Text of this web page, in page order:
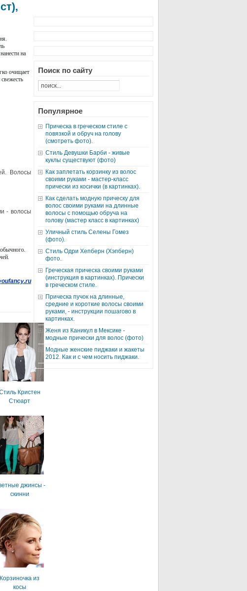
на
очищает
Волосы
- волосы
Кристен
Стюарт
джинсы -
скинни
Корзиночка из
косы
Поиск по сайту
Популярное
Прическа в греческом стиле с
повязкой и обруч на голову
(смотреть фото).
Стиль Девушки Барби - живые
куклы существуют (фото)
Как заплетать корзинку из волос
своими руками - мастер-класс
прически из косички (в картинках).
Как сделать модную прическу для
волос своими руками на длинные
волосы с помощью обруча на
голову (мастер класс в картинках)
Уличный стиль Селены Гомез
(фото).
Стиль Одри Хепберн (Хэпберн)
фото.
Греческая прическа своими руками
(инструкция в картинках). Прически
в греческом стиле.
Прическа пучок на длинные,
средние и короткие волосы своими
руками, - инструкции пошагово в
картинках.
Женя из Каникул в Мексике -
модные прически для волос (фото)
Модные женские пиджаки и жакеты
2012. Как и с чем носить пиджаки.